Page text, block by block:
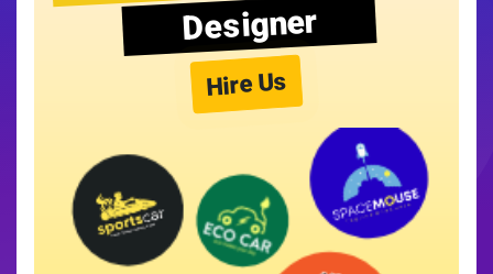
Designer
Hire Us